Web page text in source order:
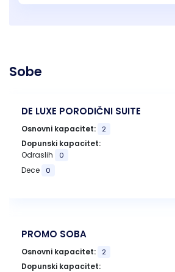
Sobe
DE LUXE PORODIČNI SUITE
Osnovni kapacitet: 2
Dopunski kapacitet:
Odraslih
0
Dece 0
PROMO SOBA
Osnovni kapacitet: 2
Dopunski kapacitet: